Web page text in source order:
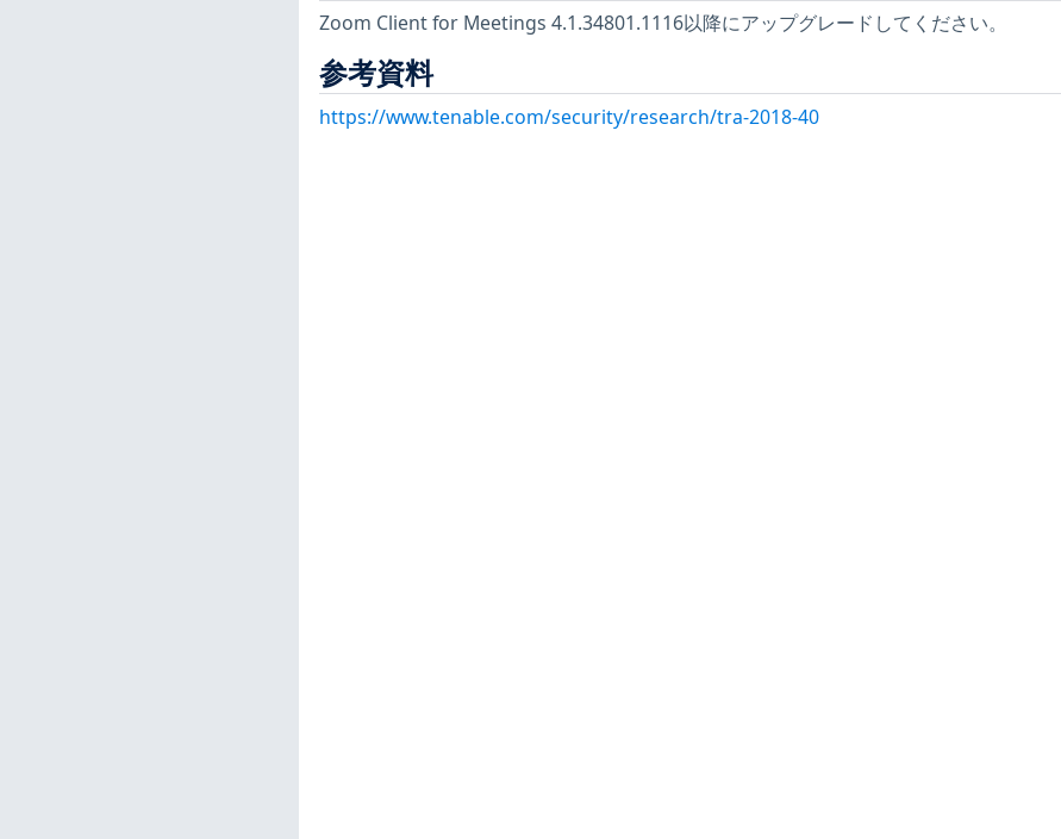
Zoom Client for Meetings 4.1.34801.1116以降にアップグレードしてください。
参考資料
https://www.tenable.com/security/research/tra-2018-40